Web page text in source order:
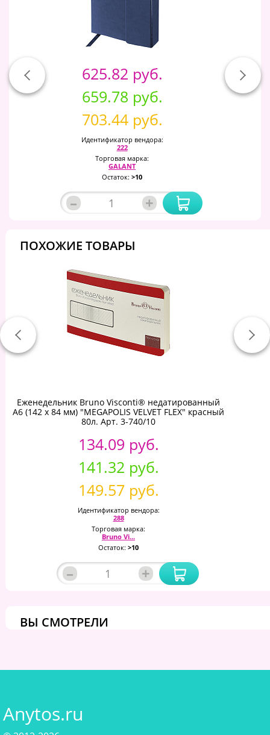
625.82 руб.
659.78 руб.
703.44 руб.
Идентификатор вендора:
222
Торговая марка:
GALANT
Остаток: >10
– +
ПОХОЖИЕ ТОВАРЫ
Еженедельник Bruno Visconti® недатированный
А6 (142 х 84 мм) "MEGAPOLIS VELVET FLEX" красный
80л. Арт. 3-740/10
134.09 руб.
141.32 руб.
149.57 руб.
Идентификатор вендора:
288
Торговая марка:
Bruno Vi...
Остаток: >10
– +
ВЫ СМОТРЕЛИ
Anytos.ru